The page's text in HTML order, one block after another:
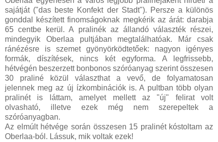
sajátját ("das beste Konfekt der Stadt"). Persze a különös
gonddal készített finomságoknak megkérik az árát: darabja
65 centbe kerül. A pralinék az állandó választék részei,
mindegyik Oberlaa pultjában megtalálhatóak. Már csak
ránézésre is szemet gyönyörködtetőek: nagyon igényes
formák, díszítések, nincs két egyforma. A legfrissebb,
hétvégén beszerzett bonbonos szóróanyag szerint összesen
30 praliné közül választhat a vevő, de folyamatosan
jelennek meg az új ízkombinációk is. A pultban több olyan
pralinét is láttam, amelyet mellett az "új" felirat volt
olvasható, illetve ezek még nem szerepeltek a
szóróanyagban.
Az elmúlt hétvége során összesen 15 pralinét kóstoltam az
Oberlaa-ból. Lássuk, mik voltak ezek!